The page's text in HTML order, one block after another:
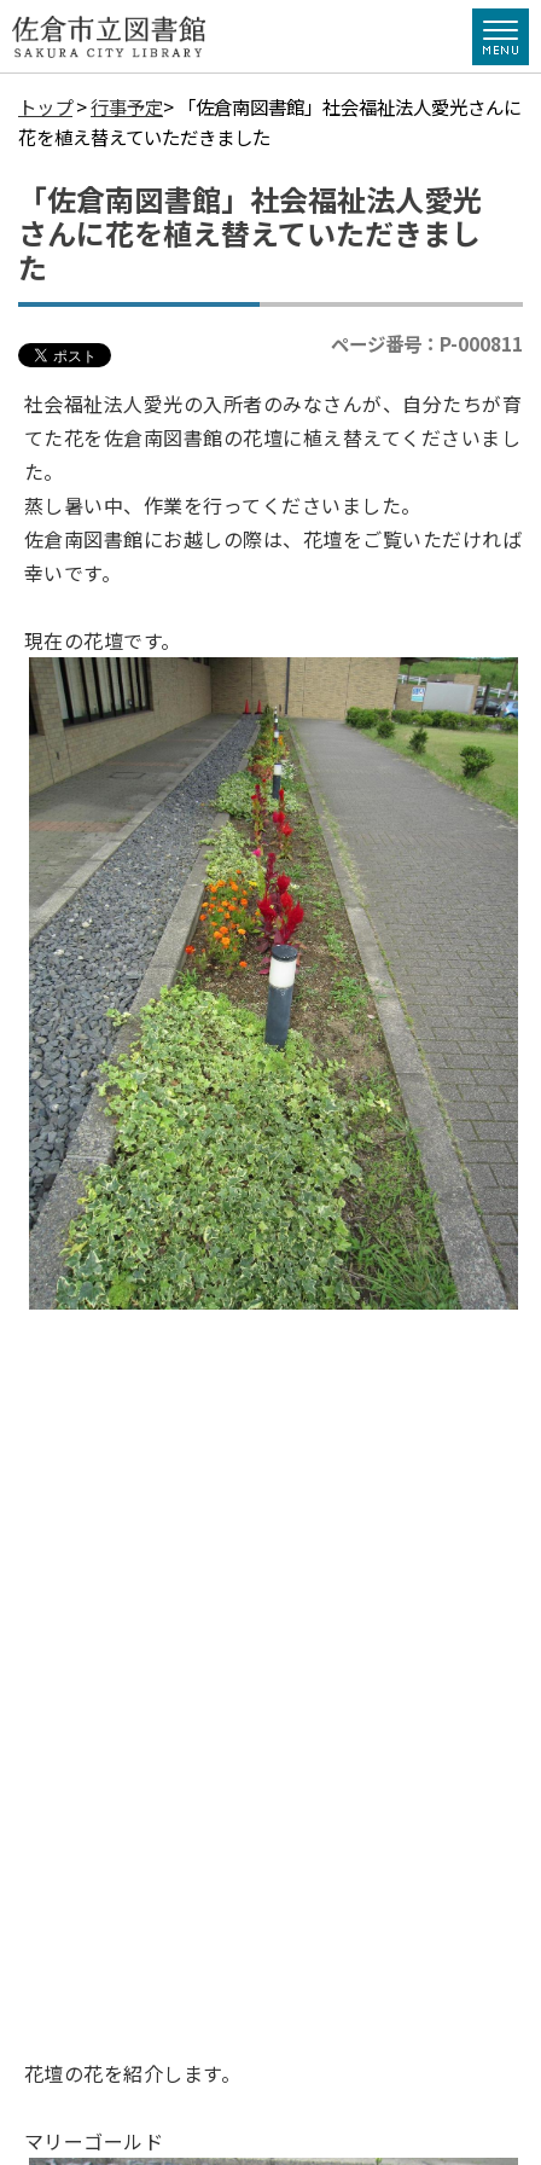
トップ>行事予定> 「佐倉南図書館」社会福祉法人愛光さんに
花を植え替えていただきました
「佐倉南図書館」社会福祉法人愛光
さんに花を植え替えていただきまし
た
ページ番号：P-000811
社会福祉法人愛光の入所者のみなさんが、自分たちが育
てた花を佐倉南図書館の花壇に植え替えてくださいまし
た。
蒸し暑い中、作業を行ってくださいました。
佐倉南図書館にお越しの際は、花壇をご覧いただければ
幸いです。
現在の花壇です。
花壇の花を紹介します。
マリーゴールド